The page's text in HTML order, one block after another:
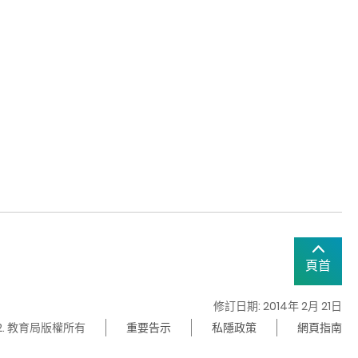
頁首
修訂日期: 2014年 2月 21日
教育局版權所有
重要告示 私隱政策 網頁指南